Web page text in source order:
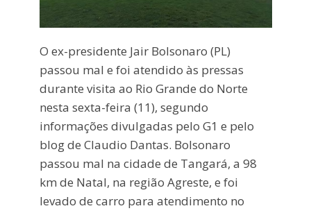
O ex-presidente Jair Bolsonaro (PL)
passou mal e foi atendido às pressas
durante visita ao Rio Grande do Norte
nesta sexta-feira (11), segundo
informações divulgadas pelo G1 e pelo
blog de Claudio Dantas. Bolsonaro
passou mal na cidade de Tangará, a 98
km de Natal, na região Agreste, e foi
levado de carro para atendimento no